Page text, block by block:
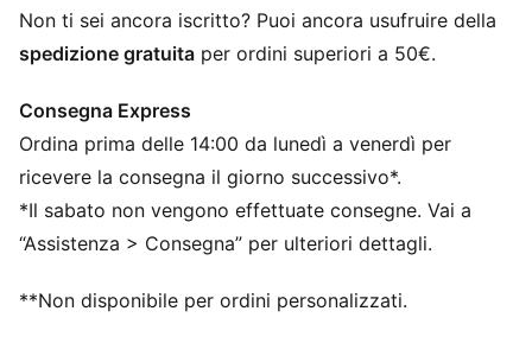
Maniche corte
Lunghezza: Regolare
Non ti sei ancora iscritto? Puoi ancora usufruire della
spedizione gratuita per ordini superiori a 50€.
Consegna Express
Ordina prima delle 14:00 da lunedì a venerdì per
ricevere la consegna il giorno successivo*.
*Il sabato non vengono effettuate consegne. Vai a
“Assistenza > Consegna” per ulteriori dettagli.
**Non disponibile per ordini personalizzati.